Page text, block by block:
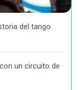
del tango
un circuito de